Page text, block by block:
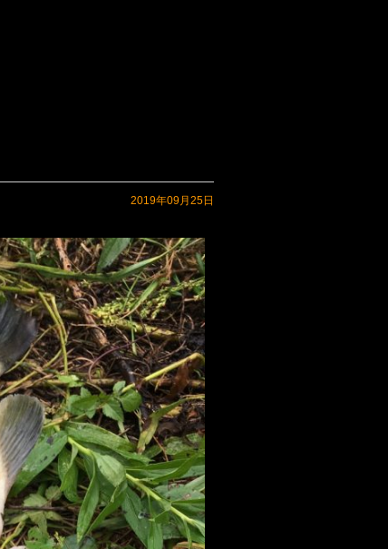
2019年09月25日